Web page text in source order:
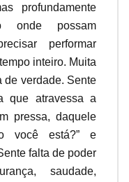
profundamente
onde possam
performar
inteiro. Muita
de verdade. Sente
que atravessa a
pressa, daquele
você está?” e
falta de poder
saudade,